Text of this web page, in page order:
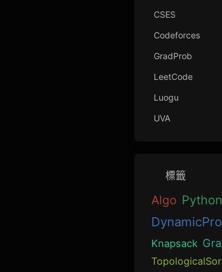
CSES
Codeforces
GradProb
LeetCode
Luogu
UVA
標籤
Algo Python
Knapsack